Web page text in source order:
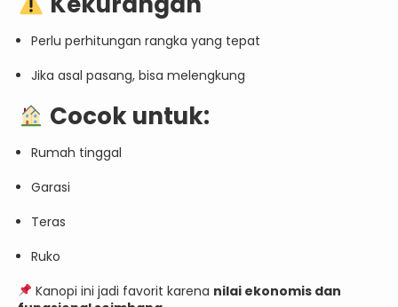
Perlu perhitungan rangka yang tepat
Jika asal pasang, bisa melengkung
Cocok untuk:
Rumah tinggal
Garasi
Teras
Ruko
Kanopi ini jadi favorit karena nilai ekonomis dan